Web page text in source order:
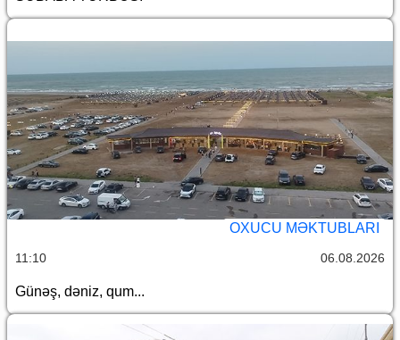
OXUCU MƏKTUBLARI
11:10 06.08.2026
Günəş, dəniz, qum...